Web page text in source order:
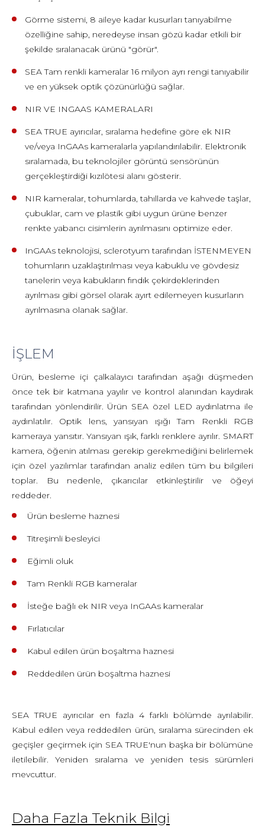
Görme sistemi, 8 aileye kadar kusurları tanıyabilme
özelliğine sahip, neredeyse insan gözü kadar etkili bir
şekilde sıralanacak ürünü "görür".
SEA Tam renkli kameralar 16 milyon ayrı rengi tanıyabilir
ve en yüksek optik çözünürlüğü sağlar.
NIR VE INGAAS KAMERALARI
SEA TRUE ayırıcılar, sıralama hedefine göre ek NIR
ve/veya InGAAs kameralarla yapılandırılabilir. Elektronik
sıralamada, bu teknolojiler görüntü sensörünün
gerçekleştirdiği kızılötesi alanı gösterir.
NIR kameralar, tohumlarda, tahıllarda ve kahvede taşlar,
çubuklar, cam ve plastik gibi uygun ürüne benzer
renkte yabancı cisimlerin ayrılmasını optimize eder.
InGAAs teknolojisi, sclerotyum tarafından İSTENMEYEN
tohumların uzaklaştırılması veya kabuklu ve gövdesiz
tanelerin veya kabukların fındık çekirdeklerinden
ayrılması gibi görsel olarak ayırt edilemeyen kusurların
ayrılmasına olanak sağlar.
İŞLEM
Ürün, besleme içi çalkalayıcı tarafından aşağı düşmeden
önce tek bir katmana yayılır ve kontrol alanından kaydırak
tarafından yönlendirilir. Ürün SEA özel LED aydınlatma ile
aydınlatılır. Optik lens, yansıyan ışığı Tam Renkli RGB
kameraya yansıtır. Yansıyan ışık, farklı renklere ayrılır. SMART
kamera, öğenin atılması gerekip gerekmediğini belirlemek
için özel yazılımlar tarafından analiz edilen tüm bu bilgileri
toplar. Bu nedenle, çıkarıcılar etkinleştirilir ve öğeyi
reddeder.
Ürün besleme haznesi
Titreşimli besleyici
Eğimli oluk
Tam Renkli RGB kameralar
İsteğe bağlı ek NIR veya InGAAs kameralar
Fırlatıcılar
Kabul edilen ürün boşaltma haznesi
Reddedilen ürün boşaltma haznesi
SEA TRUE ayırıcılar en fazla 4 farklı bölümde ayrılabilir.
Kabul edilen veya reddedilen ürün, sıralama sürecinden ek
geçişler geçirmek için SEA TRUE'nun başka bir bölümüne
iletilebilir. Yeniden sıralama ve yeniden tesis sürümleri
mevcuttur.
Daha Fazla Teknik Bilgi